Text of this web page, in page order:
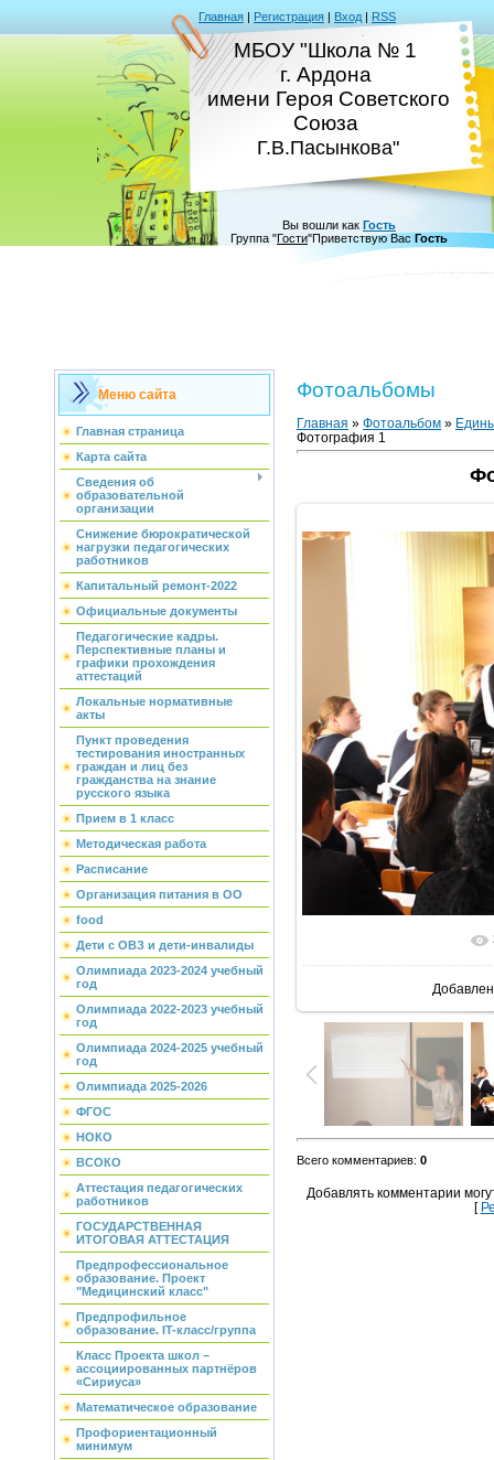
Главная | Регистрация | Вход | RSS
МБОУ "Школа № 1
г. Ардона
имени Героя Советского
Союза
Г.В.Пасынкова"
Вы вошли как Гость
Группа "Гости"Приветствую Вас Гость
Меню сайта
Главная страница
Карта сайта
Сведения об
образовательной
организации
Снижение бюрократической
нагрузки педагогических
работников
Капитальный ремонт-2022
Официальные документы
Педагогические кадры.
Перспективные планы и
графики прохождения
аттестаций
Локальные нормативные
акты
Пункт проведения
тестирования иностранных
граждан и лиц без
гражданства на знание
русского языка
Прием в 1 класс
Методическая работа
Расписание
Организация питания в ОО
food
Дети с ОВЗ и дети-инвалиды
Олимпиада 2023-2024 учебный
год
Олимпиада 2022-2023 учебный
год
Олимпиада 2024-2025 учебный
год
Олимпиада 2025-2026
ФГОС
НОКО
ВСОКО
Аттестация педагогических
работников
ГОСУДАРСТВЕННАЯ
ИТОГОВАЯ АТТЕСТАЦИЯ
Предпрофессиональное
образование. Проект
"Медицинский класс"
Предпрофильное
образование. IT-класс/группа
Класс Проекта школ –
ассоциированных партнёров
«Сириуса»
Математическое образование
Профориентационный
минимум
Фотоальбомы
Главная » Фотоальбом »
Фотография 1
В
Всего комментариев: 0
Добавлять комментарии
[